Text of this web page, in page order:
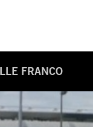
FRANCO